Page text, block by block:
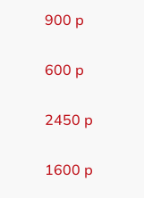
900 р
600 р
2450 р
1600 р